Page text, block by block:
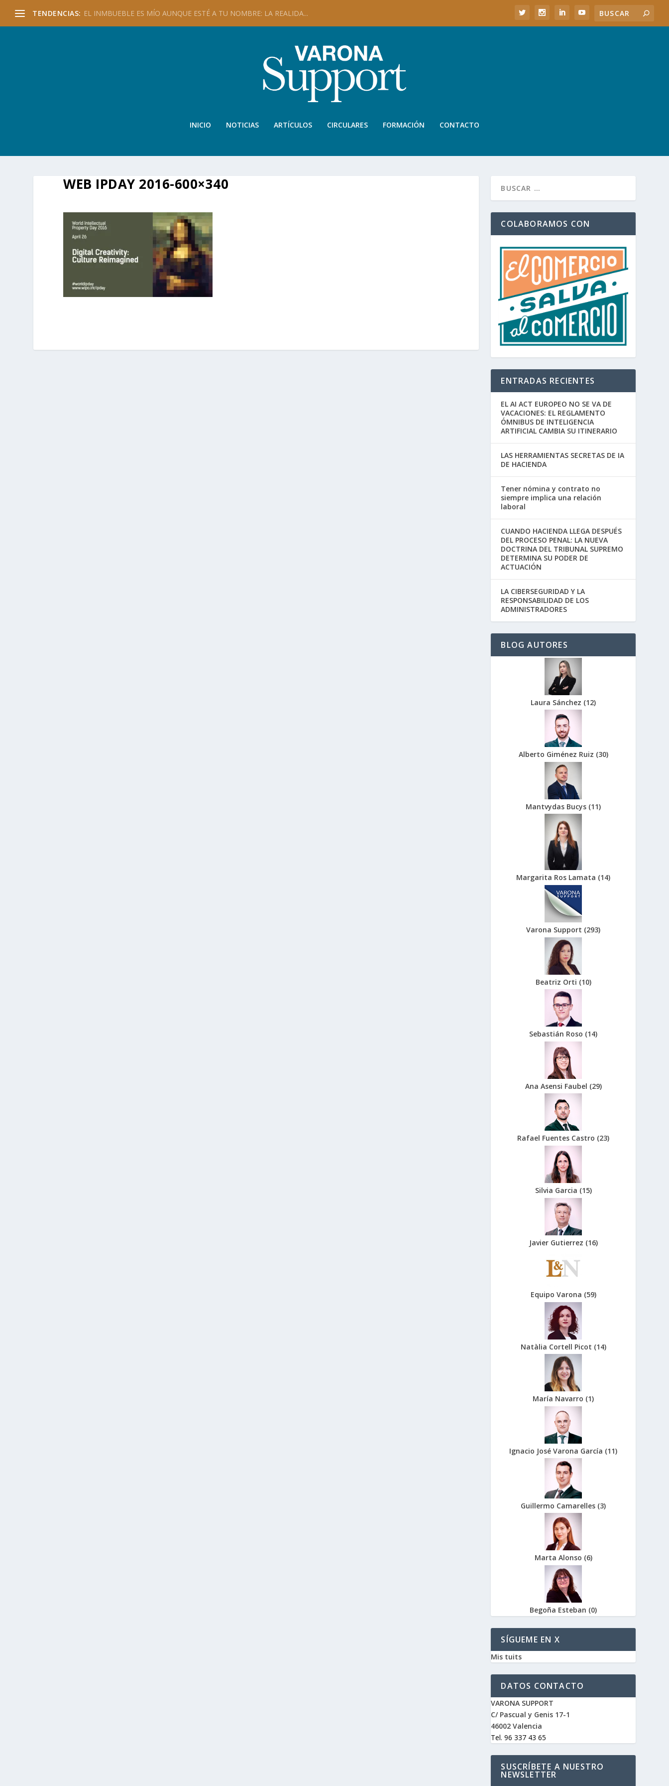
TENDENCIAS: EL INMBUEBLE ES MÍO AUNQUE ESTÉ A TU NOMBRE: LA REALIDA...
INICIO NOTICIAS ARTÍCULOS CIRCULARES FORMACIÓN CONTACTO
WEB IPDAY 2016-600×340
COLABORAMOS CON
ENTRADAS RECIENTES
EL AI ACT EUROPEO NO SE VA DE
VACACIONES: EL REGLAMENTO
ÓMNIBUS DE INTELIGENCIA
ARTIFICIAL CAMBIA SU ITINERARIO
LAS HERRAMIENTAS SECRETAS DE IA
DE HACIENDA
Tener nómina y contrato no
siempre implica una relación
laboral
CUANDO HACIENDA LLEGA DESPUÉS
DEL PROCESO PENAL: LA NUEVA
DOCTRINA DEL TRIBUNAL SUPREMO
DETERMINA SU PODER DE
ACTUACIÓN
LA CIBERSEGURIDAD Y LA
RESPONSABILIDAD DE LOS
ADMINISTRADORES
BLOG AUTORES
Laura Sánchez (12)
Alberto Giménez Ruiz (30)
Mantvydas Bucys (11)
Margarita Ros Lamata (14)
Varona Support (293)
Beatriz Orti (10)
Sebastián Roso (14)
Ana Asensi Faubel (29)
Rafael Fuentes Castro (23)
Silvia Garcia (15)
Javier Gutierrez (16)
Equipo Varona (59)
Natàlia Cortell Picot (14)
María Navarro (1)
Ignacio José Varona García (11)
Guillermo Camarelles (3)
Marta Alonso (6)
Begoña Esteban (0)
SÍGUEME EN X
Mis tuits
DATOS CONTACTO
VARONA SUPPORT
C/ Pascual y Genis 17-1
46002 Valencia
Tel. 96 337 43 65
SUSCRÍBETE A NUESTRO
NEWSLETTER